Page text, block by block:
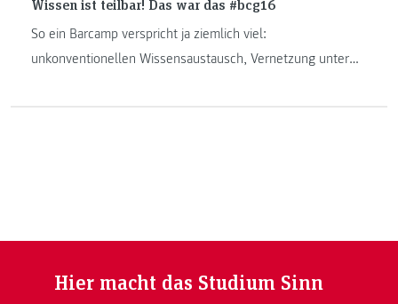
Wissen ist teilbar! Das war das #bcg16
So ein Barcamp verspricht ja ziemlich viel:
unkonventionellen Wissensaustausch, Vernetzung unter
Hier macht das Studium Sinn